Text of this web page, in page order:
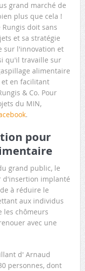
grand marché de
plus que cela !
doit sans
et sa stratégie
sur l'innovation et
qu'il travaille sur
alimentaire
et en facilitant
& Co. Pour
du MIN,
.
pour
grand public, le
d'insertion implanté
à réduire le
aux individus
les chômeurs
avec une
d' Arnaud
personnes, dont